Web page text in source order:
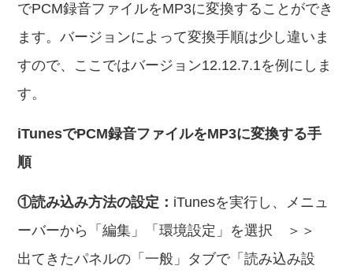
でPCM録音ファイルをMP3に変換することができ
ます。バージョンによって変換手順は少し違いま
すので、ここではバージョン12.12.7.1を例にしま
す。
iTunesでPCM録音ファイルをMP3に変換する手
順
①読み込み方法の設定： iTunesを実行し、メニュ
ーバーから「編集」「環境設定」を選択 ＞＞
出てきたパネルの「一般」タブで「読み込み設